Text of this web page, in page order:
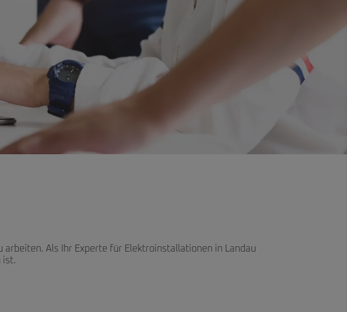
Als Ihr Experte für Elektroinstallationen in Landau
ist.